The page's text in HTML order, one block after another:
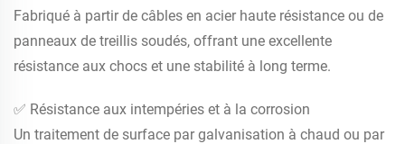
Fabriqué à partir de câbles en acier haute résistance ou de
panneaux de treillis soudés, offrant une excellente
résistance aux chocs et une stabilité à long terme.
✅ Résistance aux intempéries et à la corrosion
Un traitement de surface par galvanisation à chaud ou par